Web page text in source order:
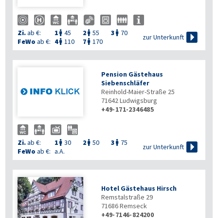
Zi.ab €: 1  45 2  55 3  70
FeWo ab €: 4 110 7  170
zur Unterkunft 
Pension Gästehaus
Siebenschläfer
Reinhold-Maier-Straße 25
71642Ludwigsburg
+49-171-2346485
Zi.ab €: 1  30 2  50 3  75
FeWo ab €: a.A.
zur Unterkunft 
Hotel Gästehaus Hirsch
Remstalstraße 29
71686Remseck
+49-7146-824200